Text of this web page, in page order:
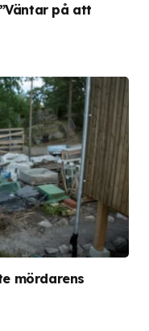
på att
mördarens